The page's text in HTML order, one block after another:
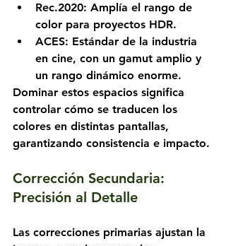
Rec.2020: Amplía el rango de
color para proyectos HDR.
ACES: Estándar de la industria
en cine, con un gamut amplio y
un rango dinámico enorme.
Dominar estos espacios significa
controlar cómo se traducen los
colores en distintas pantallas,
garantizando consistencia e impacto.
Corrección Secundaria:
Precisión al Detalle
Las correcciones primarias ajustan la